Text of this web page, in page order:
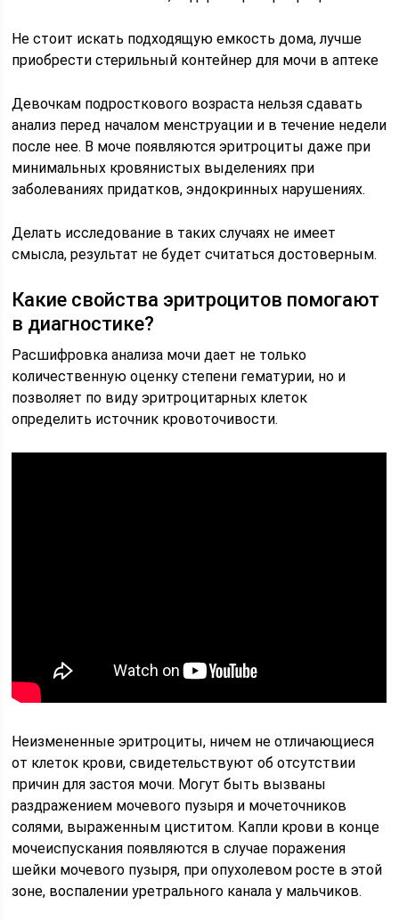
Не стоит искать подходящую емкость дома, лучше
приобрести стерильный контейнер для мочи в аптеке
Девочкам подросткового возраста нельзя сдавать
анализ перед началом менструации и в течение недели
после нее. В моче появляются эритроциты даже при
минимальных кровянистых выделениях при
заболеваниях придатков, эндокринных нарушениях.
Делать исследование в таких случаях не имеет
смысла, результат не будет считаться достоверным.
Какие свойства эритроцитов помогают
в диагностике?
Расшифровка анализа мочи дает не только
количественную оценку степени гематурии, но и
позволяет по виду эритроцитарных клеток
определить источник кровоточивости.
Неизмененные эритроциты, ничем не отличающиеся
от клеток крови, свидетельствуют об отсутствии
причин для застоя мочи. Могут быть вызваны
раздражением мочевого пузыря и мочеточников
солями, выраженным циститом. Капли крови в конце
мочеиспускания появляются в случае поражения
шейки мочевого пузыря, при опухолевом росте в этой
зоне, воспалении уретрального канала у мальчиков.